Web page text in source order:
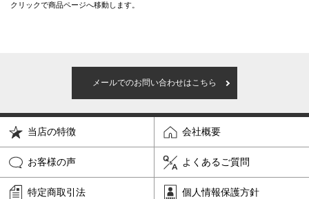
クリックで商品ページへ移動します。
メールでのお問い合わせはこちら
当店の特徴 会社概要
お客様の声 よくあるご質問
特定商取引法 個人情報保護方針